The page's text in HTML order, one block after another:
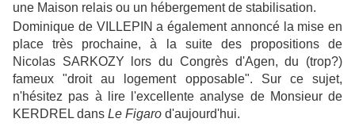
une Maison relais ou un hébergement de stabilisation.
Dominique de VILLEPIN a également annoncé la mise en
place très prochaine, à la suite des propositions de
Nicolas SARKOZY lors du Congrès d'Agen, du (trop?)
fameux "droit au logement opposable". Sur ce sujet,
n'hésitez pas à lire l'excellente analyse de Monsieur de
KERDREL dans Le Figaro d'aujourd'hui.